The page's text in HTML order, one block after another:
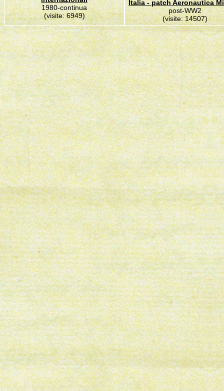
1980-continua
(visite: 6949)
Italia - patch Aeronautica
post-WW2
(visite: 14507)